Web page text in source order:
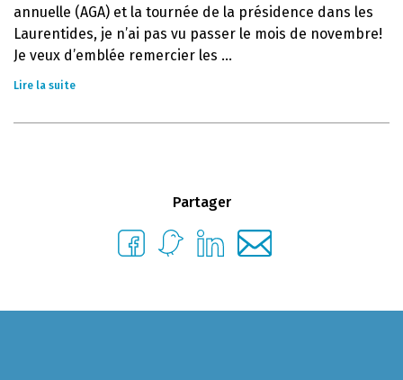
annuelle (AGA) et la tournée de la présidence dans les
Laurentides, je n’ai pas vu passer le mois de novembre!
Je veux d’emblée remercier les ...
Lire la suite
Partager